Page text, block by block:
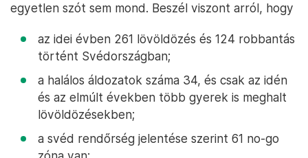
egyetlen szót sem mond. Beszél viszont arról, hogy
az idei évben 261 lövöldözés és 124 robbantás
történt Svédországban;
a halálos áldozatok száma 34, és csak az idén
és az elmúlt években több gyerek is meghalt
lövöldözésekben;
a svéd rendőrség jelentése szerint 61 no-go